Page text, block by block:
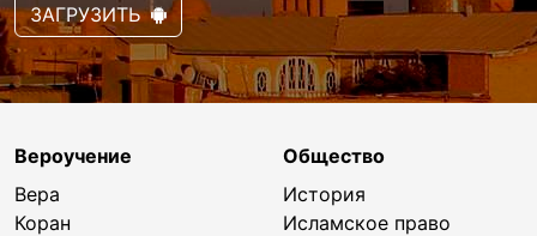
ЗАГРУЗИТЬ
Вероучение
Вера
Коран
Общество
История
Исламское право